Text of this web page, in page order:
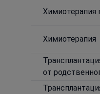
Химиотерапия
Химиотерапия
от